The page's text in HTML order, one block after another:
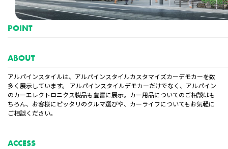
POINT
ABOUT
アルパインスタイルは、アルパインスタイルカスタマイズカーデモカーを数
多く展示しています。 アルパインスタイルデモカーだけでなく、アルパイン
のカーエレクトロニクス製品も豊富に展示。カー用品についてのご相談はも
ちろん、お客様にピッタリのクルマ選びや、カーライフについてもお気軽に
ご相談ください。
ACCESS